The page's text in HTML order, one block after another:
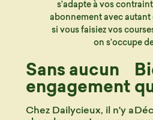
s’adapte à vos
abonnement avec
si vous faisiez vos
on s’occupe
Sans aucun
engagement
Chez Dailycieux, il n'y a